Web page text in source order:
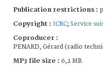
Publication restrictions :
Copyright : ICRC; Service
Coproducer :
PENARD, Gérard (radio
MP3 file size : 6,2 MB